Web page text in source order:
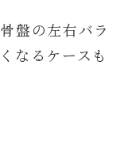
盤の左右バラ
なるケースも